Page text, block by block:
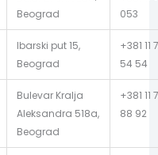
Beograd
053
Ibarski put 15,
Beograd
+381 11
54 54
Bulevar Kralja
Aleksandra 518a,
Beograd
+381 11
88 92